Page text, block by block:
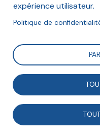
Et
Depuis 2020, La
adultes atteints de
expérience utilisateur.
Politique de